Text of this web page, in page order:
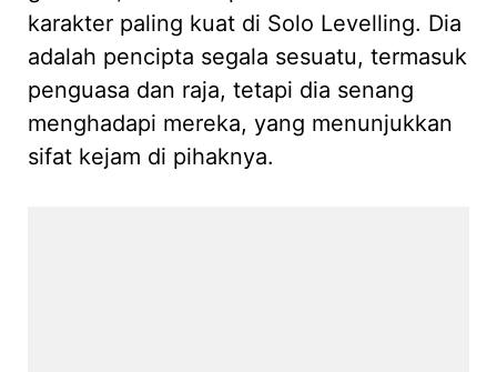
karakter paling kuat di Solo Levelling. Dia
adalah pencipta segala sesuatu, termasuk
penguasa dan raja, tetapi dia senang
menghadapi mereka, yang menunjukkan
sifat kejam di pihaknya.